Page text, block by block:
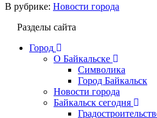
В рубрике: Новости города
Разделы сайта
Город
О Байкальске
Символика
Город Байкальск
Новости города
Байкальск сегодня